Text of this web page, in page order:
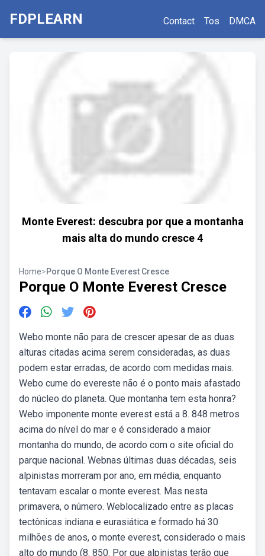
FDPLEARN Contact Tos DMCA
Monte Everest: descubra por que a montanha
mais alta do mundo cresce 4
Home>Porque O Monte Everest Cresce
Porque O Monte Everest Cresce
Webo monte não para de crescer apesar de as duas
alturas citadas acima serem consideradas, as duas
podem estar erradas, de acordo com medidas mais.
Webo cume do evereste não é o ponto mais afastado
do núcleo do planeta. Que montanha tem esta honra?
Webo imponente monte everest está a 8. 848 metros
acima do nível do mar e é considerado a maior
montanha do mundo, de acordo com o site oficial do
parque nacional. Webnas últimas duas décadas, seis
alpinistas morreram por ano, em média, enquanto
tentavam escalar o monte everest. Mas nesta
primavera, o número. Weblocalizado entre as placas
tectônicas indiana e eurasiática e formado há 30
milhões de anos, o monte everest, considerado o mais
alto do mundo (8. 850. Por que alpinistas terão que